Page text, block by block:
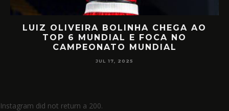
LUIZ OLIVEIRA BOLINHA CHEGA AO
TOP 6 MUNDIAL E FOCA NO
CAMPEONATO MUNDIAL
JUL 17, 2025
Instagram did not return a 200.